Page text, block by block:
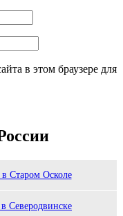
в этом браузере для
Старом Осколе
Северодвинске